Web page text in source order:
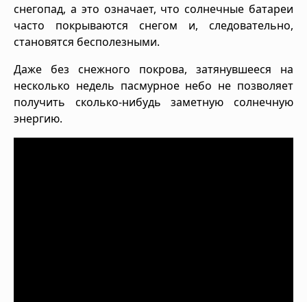
снегопад, а это означает, что солнечные батареи
часто покрываются снегом и, следовательно,
становятся бесполезными.
Даже без снежного покрова, затянувшееся на
несколько недель пасмурное небо не позволяет
получить сколько-нибудь заметную солнечную
энергию.